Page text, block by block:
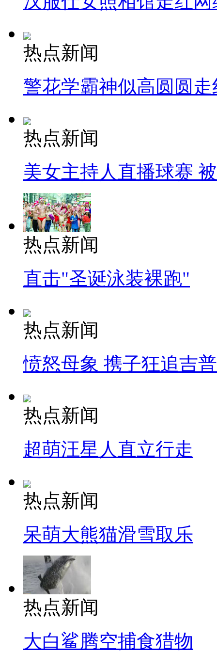
热点新闻
警花学霸神似高圆圆走
热点新闻
美女主持人直播球赛
热点新闻
直击"圣诞泳装裸跑"
热点新闻
愤怒母象 携子狂追吉
热点新闻
超萌汪星人直立行走
热点新闻
呆萌大熊猫滑雪取乐
热点新闻
大白鲨腾空捕食猎物